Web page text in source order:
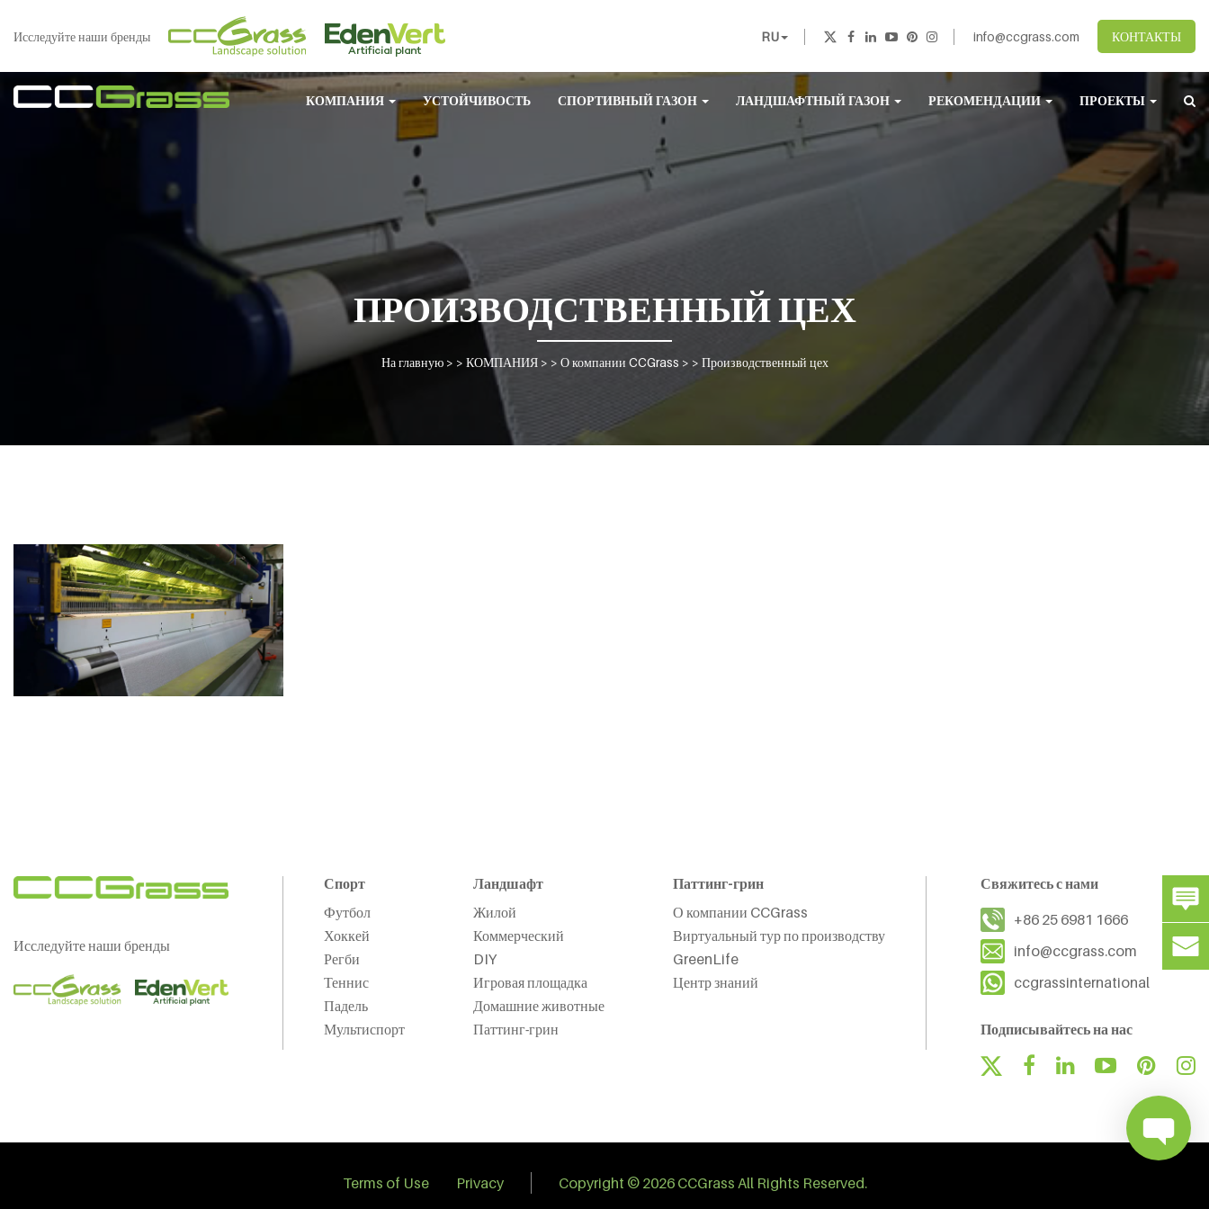
Исследуйте наши бренды RU info@ccgrass.com КОНТАКТЫ
КОМПАНИЯ УСТОЙЧИВОСТЬ СПОРТИВНЫЙ ГАЗОН ЛАНДШАФТНЫЙ ГАЗОН РЕКОМЕНДАЦИИ ПРОЕКТЫ
ПРОИЗВОДСТВЕННЫЙ ЦЕХ
На главную> > КОМПАНИЯ> > О компании CCGrass > > Производственный цех
Исследуйте наши бренды
Спорт
Футбол
Хоккей
Регби
Теннис
Падель
Мультиспорт
Ландшафт
Жилой
Коммерческий
DIY
Игровая площадка
Домашние животные
Паттинг-грин
Паттинг-грин
О компании CCGrass
Виртуальный тур по производству
GreenLife
Центр знаний
Свяжитесь с нами
+86 25 6981 1666
info@ccgrass.com
ccgrassinternational
Подписывайтесь на нас
Terms of Use Privacy Copyright © 2026 CCGrass All Rights Reserved.